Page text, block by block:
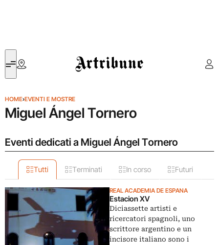
Artribune
HOME›EVENTI E MOSTRE
Miguel Ángel Tornero
Eventi dedicati a Miguel Ángel Tornero
Tutti Terminati In corso Futuri
REAL ACADEMIA DE ESPANA
Estacion XV
Diciassette artisti e
ricercatori spagnoli, uno
scrittore argentino e un
incisore italiano sono i